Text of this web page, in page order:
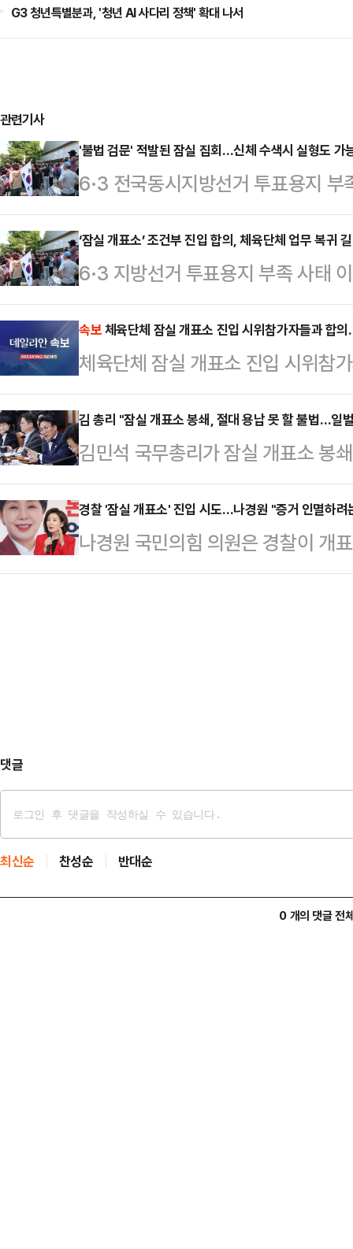
G3 청년특별분과, '청년 AI 사다리 정책' 확대 나서
관련기사
'불법 검문' 적발된 잠실 집회…신체 수색시 실형도
6·3 전국동시지방선거 투표용지
봉쇄 집회'가 12일째 이어지고 있는
색 행위가 도마 위에 올랐다. '참정
색될 수 있단 우려마저 제기된다.경
대해 강경 대응을 예고한 상태다.
검문·검색 과정에서 몸수색 등이
다. 몸싸움 발생 시 형사 처벌 수위
조계와…
‘잠실 개표소’ 조건부 진입 합의, 체육단체 업무 복귀
6·3 지방선거 투표용지 부족 사태
상적인 업무 활동이 어려웠던 대한
일 것으로 보인다.대한체육회 산하
위가 벌어지는 서울 올림픽공원 핸
과 합의했다.투표용지 부족 사태가
일 봉쇄된 지 11일 만이다.합의가
‘데일리안’과 통화에서 “현재 업무
않고 있다”고 답답함…
속보체육단체 잠실 개표소 진입 시위참가자들과 합
체육단체 잠실 개표소 진입 시위참
김 총리 "잠실 개표소 봉쇄, 절대 용납 못 할 불법…일
김민석 국무총리가 잠실 개표소 봉
될 수 없는 심각한 불법 행위"라고
울청사에서 열린 제26회 국무회의
체 무슨 권리로 정당한 통행을 막는
다"며 이같이 강조했다.김 총리는 "
경찰 '잠실 개표소' 진입 시도…나경원 "증거 인멸하려
나경원 국민의힘 의원은 경찰이 개
시도하다 시위대와 대치하는 것을
댓글
최신순 찬성순 반대순
0 개의 댓글 전